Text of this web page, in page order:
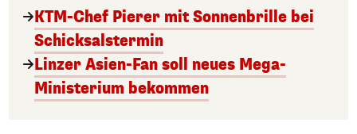
KTM-Chef Pierer mit Sonnenbrille bei
Schicksalstermin
Linzer Asien-Fan soll neues Mega-
Ministerium bekommen